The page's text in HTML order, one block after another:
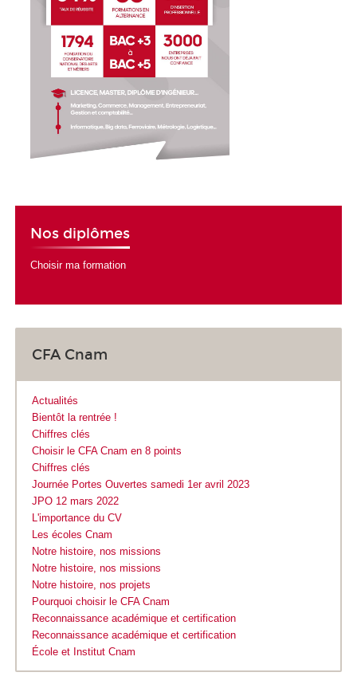
Nos diplômes
Choisir ma formation
CFA Cnam
Actualités
Bientôt la rentrée !
Chiffres clés
Choisir le CFA Cnam en 8 points
Chiffres clés
Journée Portes Ouvertes samedi 1er avril 2023
JPO 12 mars 2022
L'importance du CV
Les écoles Cnam
Notre histoire, nos missions
Notre histoire, nos missions
Notre histoire, nos projets
Pourquoi choisir le CFA Cnam
Reconnaissance académique et certification
Reconnaissance académique et certification
École et Institut Cnam